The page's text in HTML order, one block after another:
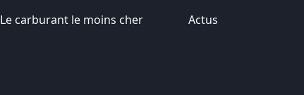
Le carburant le moins cher Actus